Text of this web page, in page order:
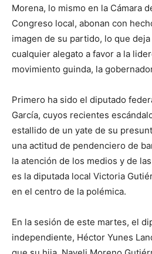
Morena, lo mismo en la Cámara
Congreso local, abonan con
imagen de su partido, lo que
cualquier alegato a favor a la
movimiento guinda, la
Primero ha sido el diputado
García, cuyos recientes
estallido de un yate de su
una actitud de pendenciero de
la atención de los medios y de
es la diputada local Victoria
en el centro de la polémica.
En la sesión de este martes, el
independiente, Héctor Yunes